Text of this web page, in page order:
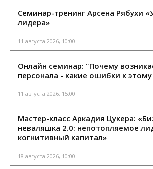
Семинар-тренинг Арсена Рябухи
лидера»
11 августа 2026, 10:00
Онлайн семинар: "Почему
персонала - какие ошибки к
11 августа 2026, 15:00
Мастер-класс Аркадия Цукера:
неваляшка 2.0: непотопляемое
когнитивный капитал»
18 августа 2026, 10:00